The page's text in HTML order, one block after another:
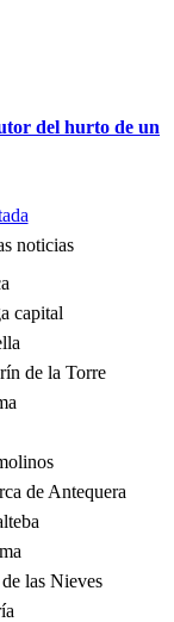
del hurto de un
noticias
capital
de la Torre
de Antequera
las Nieves